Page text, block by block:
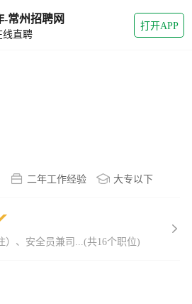
-常州招聘网
线直聘
打开APP
二年工作经验 大专以下
）、安全员兼司...(共16个职位)